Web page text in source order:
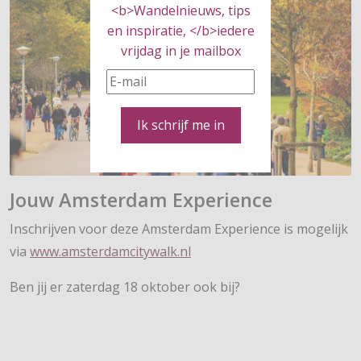
<b>Wandelnieuws, tips
en inspiratie, </b>iedere
vrijdag in je mailbox
Ik schrijf me in
Jouw Amsterdam Experience
Inschrijven voor deze Amsterdam Experience is mogelijk
via www.amsterdamcitywalk.nl
Ben jij er zaterdag 18 oktober ook bij?